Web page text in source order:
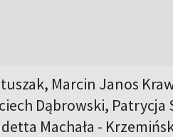
Marcin Janos
Dąbrowski, Patrycja
Machała -